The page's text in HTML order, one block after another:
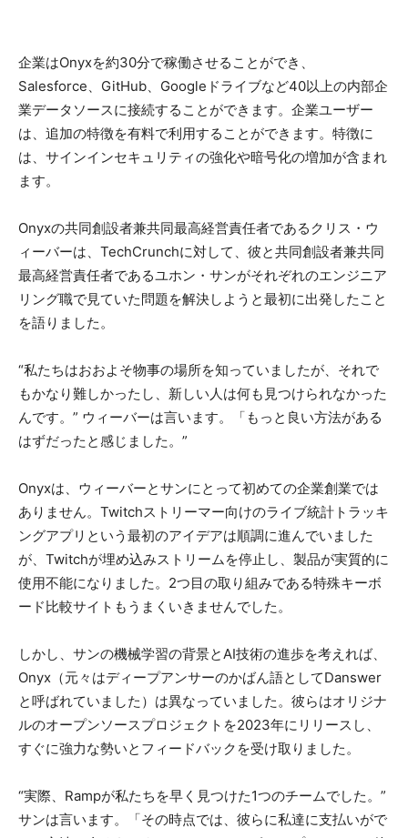
企業はOnyxを約30分で稼働させることができ、
Salesforce、GitHub、Googleドライブなど40以上の内部企
業データソースに接続することができます。企業ユーザー
は、追加の特徴を有料で利用することができます。特徴に
は、サインインセキュリティの強化や暗号化の増加が含まれ
ます。
Onyxの共同創設者兼共同最高経営責任者であるクリス・ウ
ィーバーは、TechCrunchに対して、彼と共同創設者兼共同
最高経営責任者であるユホン・サンがそれぞれのエンジニア
リング職で見ていた問題を解決しようと最初に出発したこと
を語りました。
“私たちはおおよそ物事の場所を知っていましたが、それで
もかなり難しかったし、新しい人は何も見つけられなかった
んです。” ウィーバーは言います。「もっと良い方法がある
はずだったと感じました。”
Onyxは、ウィーバーとサンにとって初めての企業創業では
ありません。Twitchストリーマー向けのライブ統計トラッキ
ングアプリという最初のアイデアは順調に進んでいました
が、Twitchが埋め込みストリームを停止し、製品が実質的に
使用不能になりました。2つ目の取り組みである特殊キーボ
ード比較サイトもうまくいきませんでした。
しかし、サンの機械学習の背景とAI技術の進歩を考えれば、
Onyx（元々はディープアンサーのかばん語としてDanswer
と呼ばれていました）は異なっていました。彼らはオリジナ
ルのオープンソースプロジェクトを2023年にリリースし、
すぐに強力な勢いとフィードバックを受け取りました。
“実際、Rampが私たちを早く見つけた1つのチームでした。”
サンは言います。「その時点では、彼らに私達に支払いがで